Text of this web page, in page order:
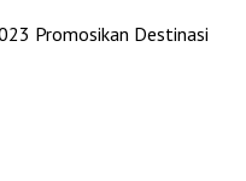
Promosikan Destinasi